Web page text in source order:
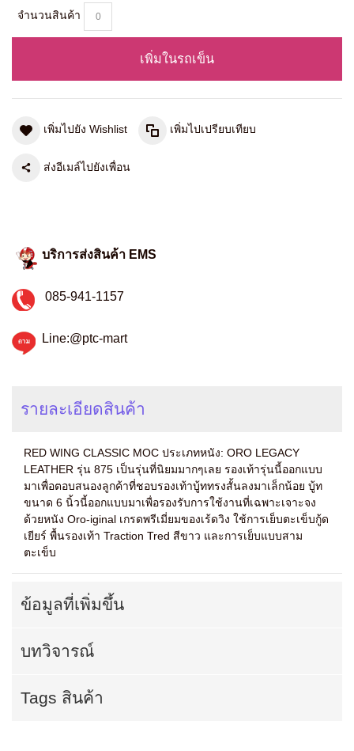
จำนวนสินค้า
เพิ่มในรถเข็น
เพิ่มไปยัง Wishlist เพิ่มไปเปรียบเทียบ
ส่งอีเมล์ไปยังเพื่อน
บริการส่งสินค้า EMS
085-941-1157
Line:@ptc-mart
รายละเอียดสินค้า
RED WING CLASSIC MOC ประเภทหนัง: ORO LEGACY
LEATHER รุ่น 875 เป็นรุ่นที่นิยมมากๆเลย รองเท้ารุ่นนี้ออกแบบ
มาเพื่อตอบสนองลูกค้าที่ชอบรองเท้าบู้ททรงสั้นลงมาเล็กน้อย บู้ท
ขนาด 6 นิ้วนี้ออกแบบมาเพื่อรองรับการใช้งานที่เฉพาะเจาะจง
ด้วยหนัง Oro-iginal เกรดพรีเมี่ยมของเร้ดวิง ใช้การเย็บตะเข็บกู้ด
เยียร์ พื้นรองเท้า Traction Tred สีขาว และการเย็บแบบสาม
ตะเข็บ
ข้อมูลที่เพิ่มขึ้น
บทวิจารณ์
Tags สินค้า